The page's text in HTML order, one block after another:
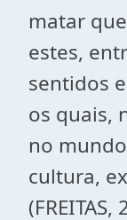
matar
estes,
sentidos
os quais,
no
cultura,
(FREITAS,